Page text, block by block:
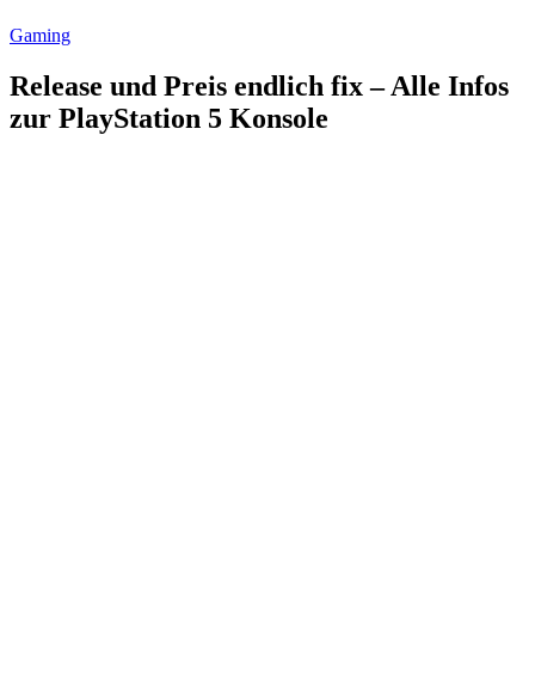
Gaming
Release und Preis endlich fix – Alle Infos
zur PlayStation 5 Konsole